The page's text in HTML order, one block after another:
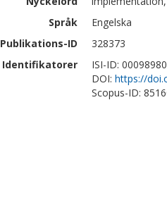
Språk
Engelska
Publikations-ID
328373
Identifikatorer
ISI-ID:
DOI: https://
Scopus-ID: